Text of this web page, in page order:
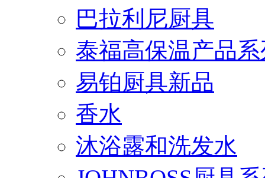
巴拉利尼厨具
泰福高保温产品
易铂厨具新品
香水
沐浴露和洗发水